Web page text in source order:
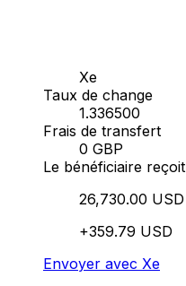
Xe
Taux de change
1.336500
Frais de transfert
0 GBP
Le bénéficiaire reçoit
26,730.00 USD
+359.79 USD
Envoyer avec Xe